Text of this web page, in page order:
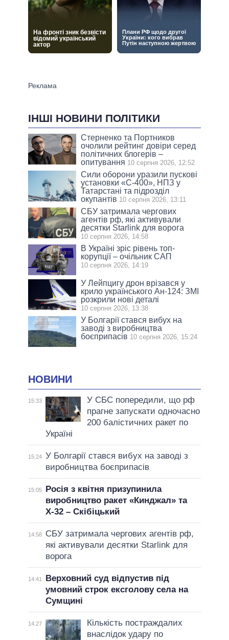
ІНШІ НОВИНИ ПОЛІТИКИ
Стерненко та Портников
очолили рейтинг довіри серед
політичних блогерів –
опитування 10 серпня 2026, 12:52
Сили оборони уразили пускові
установки «С-400», НПЗ у
Татарстані та підрозділ
окупантів 10 серпня 2026, 13:11
СБУ затримала чергових
агентів рф, які активували
десятки Starlink для ворога
10 серпня 2026, 14:58
В Україні зріс рівень топ-
корупції – очільник САП
10 серпня 2026, 14:19
У Лейпцигу дрон врізався у
крило українського Ан-124: ЗМІ
розкрили нові деталі
10 серпня 2026, 13:38
У Болгарії стався вибух на
заводі з виробництва
боєприпасів 10 серпня 2026, 15:24
НОВИНИ
15:33
У СБС попередили, що рф
прагне запускати одночасно
200 балістичних ракет по
Україні
15:24 У Болгарії стався вибух на заводі з
виробництва боєприпасів
15:05
Росія з квітня призупинила
виробництво ракет «Кинджал» та
Х-32 – Скібіцький
14:58
СБУ затримала чергових агентів рф,
які активували десятки Starlink для
ворога
14:41
Верховний суд відпустив під
умовний строк ексголову села на
Сумщині
14:27
Кількість постраждалих
внаслідок удару по